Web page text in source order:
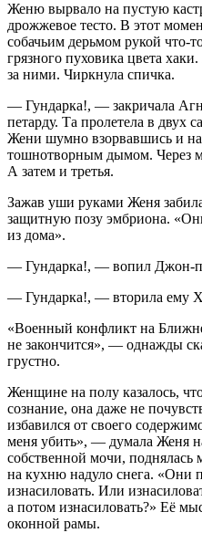
Женю вырвало на пустую
дрожжевое тесто. В этот
собачьим дерьмом рукой что-
грязного пуховика цвета
за ними. Чиркнула спичка.
— Гундарка!, — закричала
петарду. Та пролетела в двух
Жени шумно взорвавшись и
тошнотворным дымом. Через
А затем и третья.
Зажав уши руками Женя
защитную позу эмбриона.
из дома».
— Гундарка!, — вопил Джон-
— Гундарка!, — вторила ему
«Военный конфликт на
не закончится», — однажды
грустно.
Женщине на полу казалось,
сознание, она даже не
избавился от своего
меня убить», — думала Женя
собственной мочи, поднялась
на кухню надуло снега.
изнасиловать. Или изнасил
а потом изнасиловать?» Её
оконной рамы.